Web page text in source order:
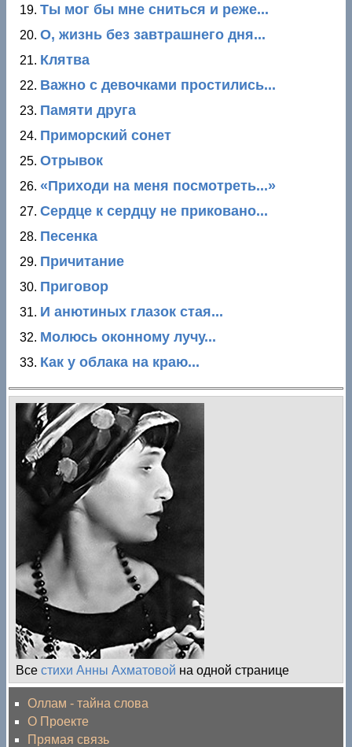
Ты мог бы мне сниться и реже...
О, жизнь без завтрашнего дня...
Клятва
Важно с девочками простились...
Памяти друга
Приморский сонет
Отрывок
«Приходи на меня посмотреть...»
Сердце к сердцу не приковано...
Песенка
Причитание
Приговор
И анютиных глазок стая...
Молюсь оконному лучу...
Как у облака на краю...
Всестихи Анны Ахматовой на одной странице
Оллам - тайна слова
О Проекте
Прямая связь